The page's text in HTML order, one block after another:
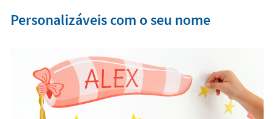
Personalizáveis com o seu nome